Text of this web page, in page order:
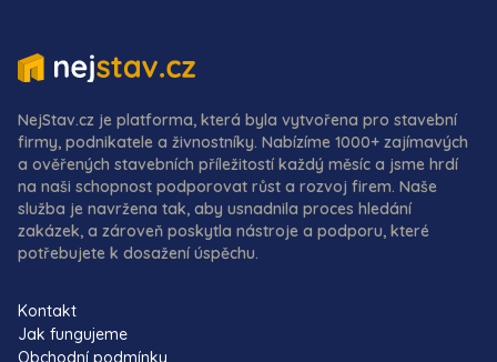
NejStav.cz je platforma, která byla vytvořena pro stavební
firmy, podnikatele a živnostníky. Nabízíme 1000+ zajímavých
a ověřených stavebních příležitostí každý měsíc a jsme hrdí
na naši schopnost podporovat růst a rozvoj firem. Naše
služba je navržena tak, aby usnadnila proces hledání
zakázek, a zároveň poskytla nástroje a podporu, které
potřebujete k dosažení úspěchu.
Kontakt
Jak fungujeme
Obchodní podmínky